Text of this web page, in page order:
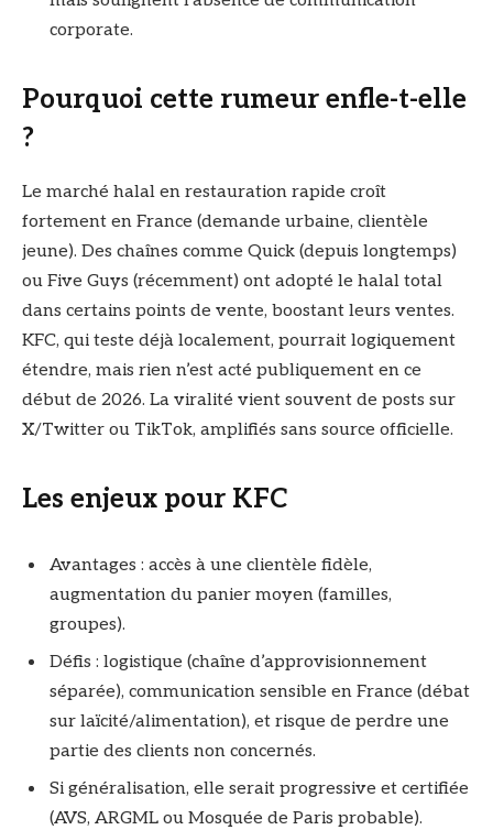
corporate.
Pourquoi cette rumeur enfle-t-elle
?
Le marché halal en restauration rapide croît
fortement en France (demande urbaine, clientèle
jeune). Des chaînes comme Quick (depuis longtemps)
ou Five Guys (récemment) ont adopté le halal total
dans certains points de vente, boostant leurs ventes.
KFC, qui teste déjà localement, pourrait logiquement
étendre, mais rien n’est acté publiquement en ce
début de 2026. La viralité vient souvent de posts sur
X/Twitter ou TikTok, amplifiés sans source officielle.
Les enjeux pour KFC
Avantages : accès à une clientèle fidèle,
augmentation du panier moyen (familles,
groupes).
Défis : logistique (chaîne d’approvisionnement
séparée), communication sensible en France (débat
sur laïcité/alimentation), et risque de perdre une
partie des clients non concernés.
Si généralisation, elle serait progressive et certifiée
(AVS, ARGML ou Mosquée de Paris probable).